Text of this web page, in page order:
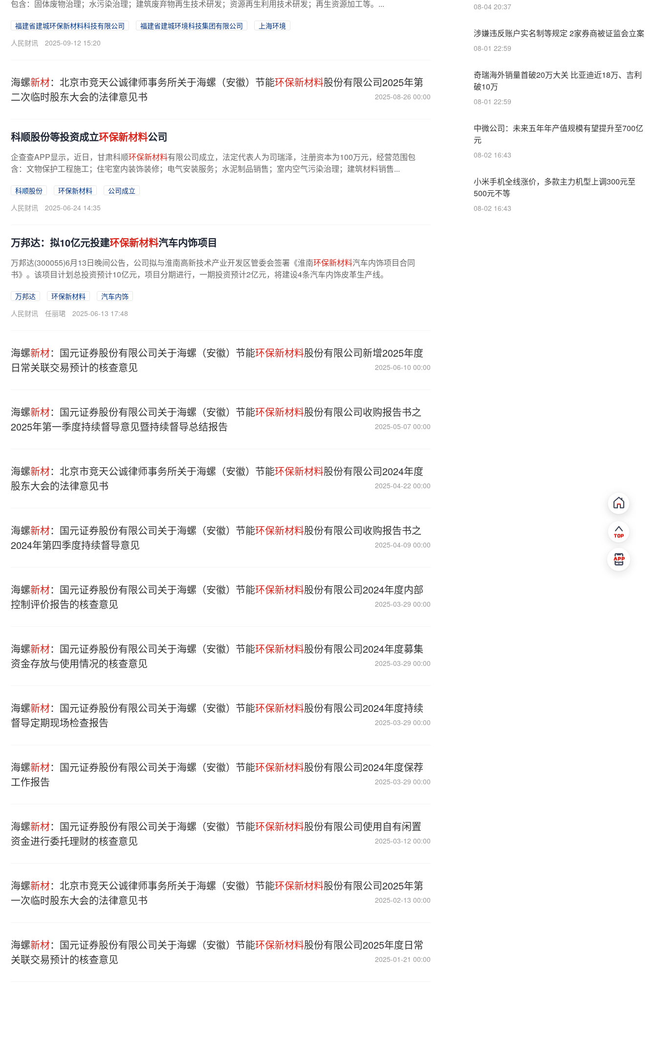
包含：固体废物治理；水污染治理；建筑废弃物再生技术研发；资源再生利用技术研发；再生资源加工等。...
福建省建城环保新材料科技有限公司 福建省建城环境科技集团有限公司
上海环境
人民财讯
2025-09-12 15:20
海螺新材：北京市竞天公诚律师事务所关于海螺（安徽）节能环保新材料股份有限公司2025年第
二次临时股东大会的法律意见书
2025-08-26 00:00
科顺股份等投资成立环保新材料公司
企查查APP显示，近日，甘肃科顺环保新材料有限公司成立，法定代表人为司瑞泽，注册资本为100万元，经营范围包
含：文物保护工程施工；住宅室内装饰装修；电气安装服务；水泥制品销售；室内空气污染治理；建筑材料销售...
科顺股份 环保新材料
公司成立
人民财讯
2025-06-24 14:35
万邦达：拟10亿元投建环保新材料汽车内饰项目
万邦达(300055)6月13日晚间公告，公司拟与淮南高新技术产业开发区管委会签署《淮南环保新材料汽车内饰项目合同
书》。该项目计划总投资预计10亿元，项目分期进行，一期投资预计2亿元，将建设4条汽车内饰皮革生产线。
万邦达 环保新材料
汽车内饰
人民财讯
任丽珺 2025-06-13 17:48
海螺新材：国元证券股份有限公司关于海螺（安徽）节能环保新材料股份有限公司新增2025年度
日常关联交易预计的核查意见
2025-06-10 00:00
海螺新材：国元证券股份有限公司关于海螺（安徽）节能环保新材料股份有限公司收购报告书之
2025年第一季度持续督导意见暨持续督导总结报告
2025-05-07 00:00
海螺新材：北京市竞天公诚律师事务所关于海螺（安徽）节能环保新材料股份有限公司2024年度
股东大会的法律意见书
2025-04-22 00:00
海螺新材：国元证券股份有限公司关于海螺（安徽）节能环保新材料股份有限公司收购报告书之
2024年第四季度持续督导意见
2025-04-09 00:00
海螺新材：国元证券股份有限公司关于海螺（安徽）节能环保新材料股份有限公司2024年度内部
控制评价报告的核查意见
2025-03-29 00:00
海螺新材：国元证券股份有限公司关于海螺（安徽）节能环保新材料股份有限公司2024年度募集
资金存放与使用情况的核查意见
2025-03-29 00:00
海螺新材：国元证券股份有限公司关于海螺（安徽）节能环保新材料股份有限公司2024年度持续
督导定期现场检查报告
2025-03-29 00:00
海螺新材：国元证券股份有限公司关于海螺（安徽）节能环保新材料股份有限公司2024年度保荐
工作报告
2025-03-29 00:00
海螺新材：国元证券股份有限公司关于海螺（安徽）节能环保新材料股份有限公司使用自有闲置
资金进行委托理财的核查意见
2025-03-12 00:00
海螺新材：北京市竞天公诚律师事务所关于海螺（安徽）节能环保新材料股份有限公司2025年第
一次临时股东大会的法律意见书
2025-02-13 00:00
海螺新材：国元证券股份有限公司关于海螺（安徽）节能环保新材料股份有限公司2025年度日常
关联交易预计的核查意见
2025-01-21 00:00
08-04 20:37
涉嫌违反账户实名制等规定 2家券商被证监会立案
08-01 22:59
奇瑞海外销量首破20万大关 比亚迪近18万、吉利
破10万
08-01 22:59
中微公司：未来五年年产值规模有望提升至700亿
元
08-02 16:43
小米手机全线涨价，多款主力机型上调300元至
500元不等
08-02 16:43